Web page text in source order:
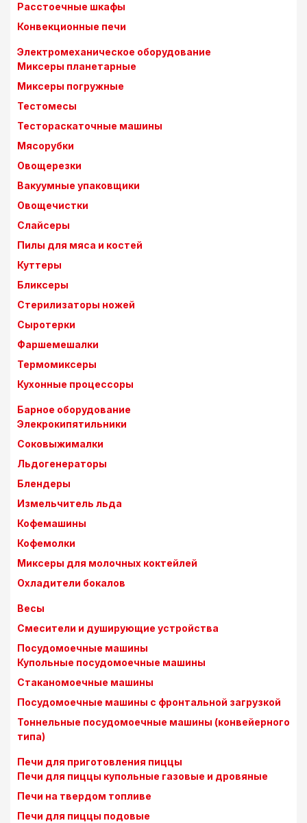
Расстоечные шкафы
Конвекционные печи
Электромеханическое оборудование
Миксеры планетарные
Миксеры погружные
Тестомесы
Тестораскаточные машины
Мясорубки
Овощерезки
Вакуумные упаковщики
Овощечистки
Слайсеры
Пилы для мяса и костей
Куттеры
Бликсеры
Стерилизаторы ножей
Сыротерки
Фаршемешалки
Термомиксеры
Кухонные процессоры
Барное оборудование
Элекрокипятильники
Соковыжималки
Льдогенераторы
Блендеры
Измельчитель льда
Кофемашины
Кофемолки
Миксеры для молочных коктейлей
Охладители бокалов
Весы
Смесители и душирующие устройства
Посудомоечные машины
Купольные посудомоечные машины
Стаканомоечные машины
Посудомоечные машины с фронтальной загрузкой
Тоннельные посудомоечные машины (конвейерного
типа)
Печи для приготовления пиццы
Печи для пиццы купольные газовые и дровяные
Печи на твердом топливе
Печи для пиццы подовые